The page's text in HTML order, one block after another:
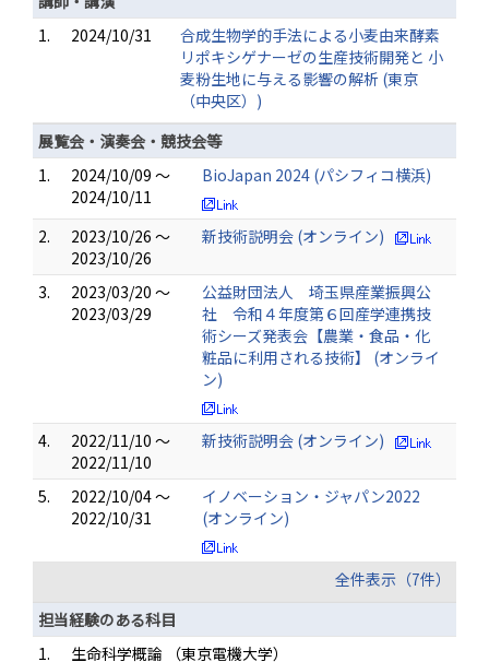
1.
2024/10/31
合成生物学的手法による小麦由来酵素
リポキシゲナーゼの生産技術開発と 小
麦粉生地に与える影響の解析 (東京
（中央区）)
展覧会・演奏会・競技会等
1.
2024/10/09 ～
2024/10/11
BioJapan 2024 (パシフィコ横浜)
2.
2023/10/26 ～
2023/10/26
新技術説明会 (オンライン)
3.
2023/03/20 ～
2023/03/29
公益財団法人 埼玉県産業振興公
社 令和４年度第６回産学連携技
術シーズ発表会【農業・食品・化
粧品に利用される技術】 (オンライ
ン)
4.
2022/11/10 ～
2022/11/10
新技術説明会 (オンライン)
5.
2022/10/04 ～
2022/10/31
イノベーション・ジャパン2022
(オンライン)
全件表示（7件）
担当経験のある科目
1.
生命科学概論 （東京電機大学）